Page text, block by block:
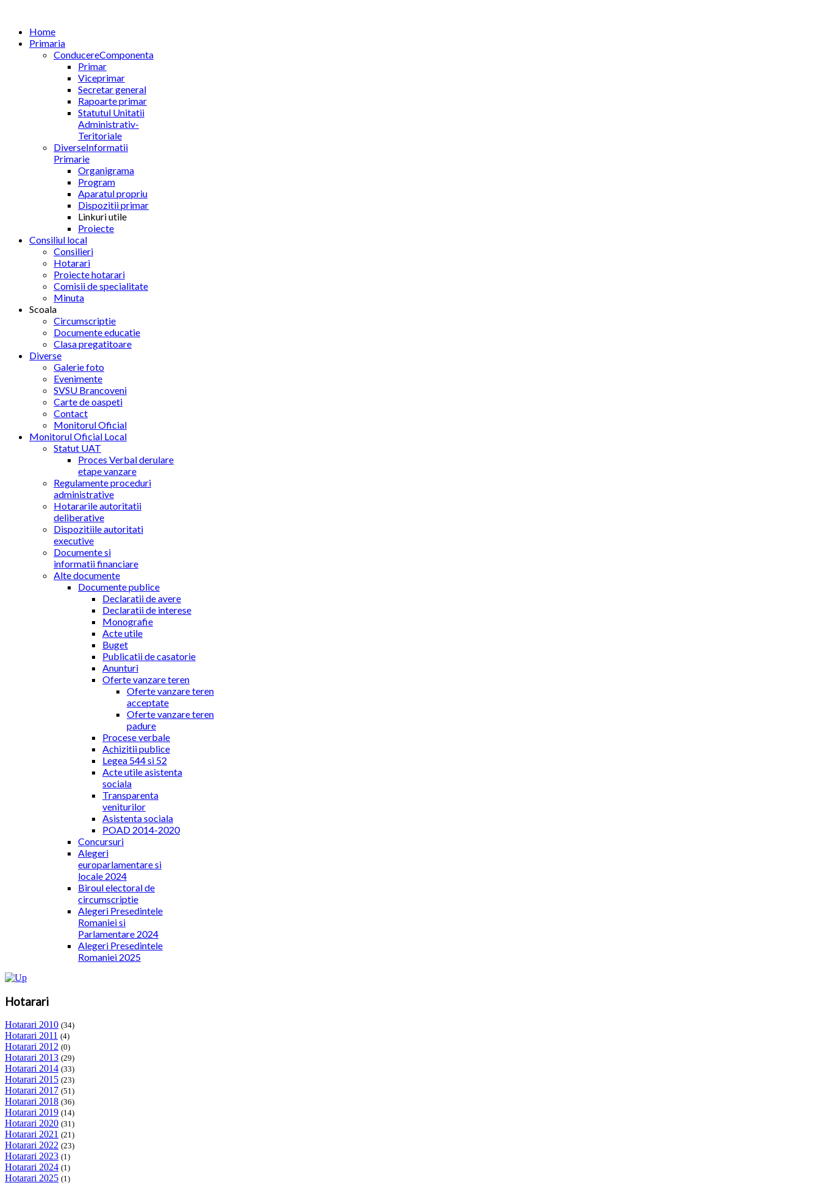
Home
Primaria
ConducereComponenta
Primar
Viceprimar
Secretar general
Rapoarte primar
Statutul Unitatii
Administrativ-
Teritoriale
DiverseInformatii
Primarie
Organigrama
Program
Aparatul propriu
Dispozitii primar
Linkuri utile
Proiecte
Consiliul local
Consilieri
Hotarari
Proiecte hotarari
Comisii de specialitate
Minuta
Scoala
Circumscriptie
Documente educatie
Clasa pregatitoare
Diverse
Galerie foto
Evenimente
SVSU Brancoveni
Carte de oaspeti
Contact
Monitorul Oficial
Monitorul Oficial Local
Statut UAT
Proces Verbal derulare
etape vanzare
Regulamente proceduri
administrative
Hotararile autoritatii
deliberative
Dispozitiile autoritati
executive
Documente si
informatii financiare
Alte documente
Documente publice
Declaratii de avere
Declaratii de interese
Monografie
Acte utile
Buget
Publicatii de casatorie
Anunturi
Oferte vanzare teren
Oferte vanzare teren
acceptate
Oferte vanzare teren
padure
Procese verbale
Achizitii publice
Legea 544 si 52
Acte utile asistenta
sociala
Transparenta
veniturilor
Asistenta sociala
POAD 2014-2020
Concursuri
Alegeri
europarlamentare si
locale 2024
Biroul electoral de
circumscriptie
Alegeri Presedintele
Romaniei si
Parlamentare 2024
Alegeri Presedintele
Romaniei 2025
Hotarari
Hotarari 2010 (34)
Hotarari 2011 (4)
Hotarari 2012 (0)
Hotarari 2013 (29)
Hotarari 2014 (33)
Hotarari 2015 (23)
Hotarari 2017 (51)
Hotarari 2018 (36)
Hotarari 2019 (14)
Hotarari 2020 (31)
Hotarari 2021 (21)
Hotarari 2022 (23)
Hotarari 2023 (1)
Hotarari 2024 (1)
Hotarari 2025 (1)